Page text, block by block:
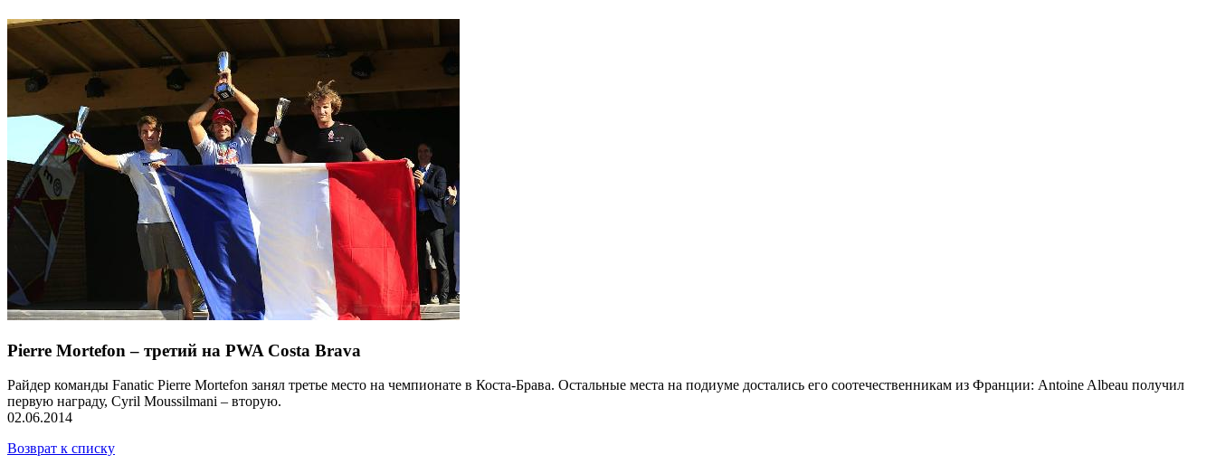
Pierre Mortefon – третий на PWA Costa Brava
Райдер команды Fanatic Pierre Mortefon занял третье место на чемпионате в Коста-Брава. Остальные места на подиуме достались его соотечественникам из Франции: Antoine Albeau получил
первую награду, Cyril Moussilmani – вторую.
02.06.2014
Возврат к списку